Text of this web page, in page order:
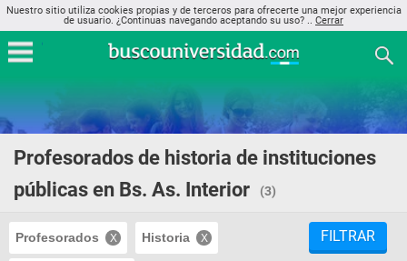
Nuestro sitio utiliza cookies propias y de terceros para ofrecerte una mejor experiencia
de usuario. ¿Continuas navegando aceptando su uso? .. Cerrar
Profesorados de historia de instituciones
públicas en Bs. As. Interior
(3)
Profesorados Historia FILTRAR